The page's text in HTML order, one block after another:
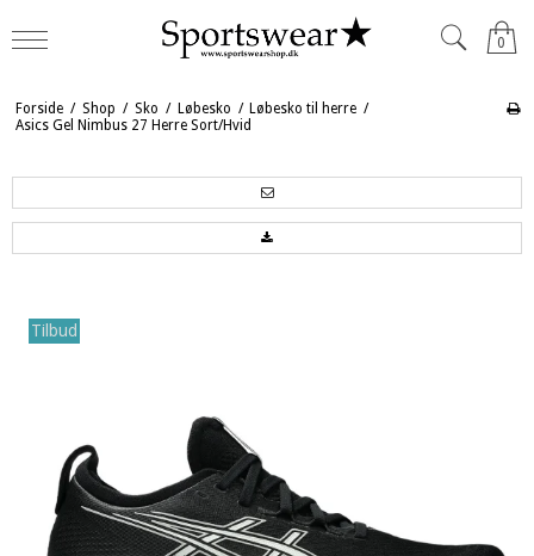
0
Forside / Shop / Sko / Løbesko / Løbesko til herre /
Asics Gel Nimbus 27 Herre Sort/Hvid
Tilbud